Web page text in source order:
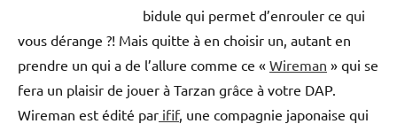
bidule qui permet d’enrouler ce qui
vous dérange ?! Mais quitte à en choisir un, autant en
prendre un qui a de l’allure comme ce « Wireman » qui se
fera un plaisir de jouer à Tarzan grâce à votre DAP.
Wireman est édité par ifif, une compagnie japonaise qui